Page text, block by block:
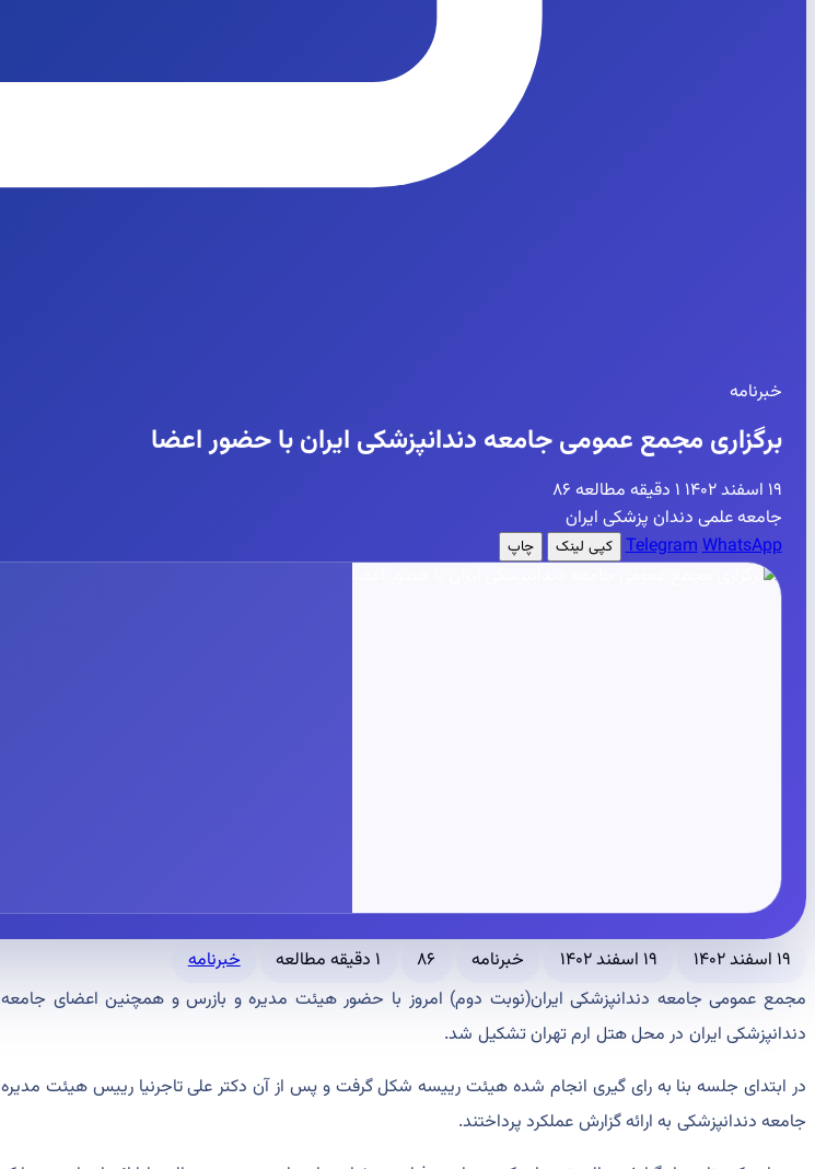
خبرنامه
برگزاری مجمع عمومی جامعه دندانپزشکی ایران با حضور اعضا
۱۹ اسفند ۱۴۰۲ ۱ دقیقه مطالعه
۸۶
جامعه علمی دندان پزشکی ایران
TelegramWhatsApp کپی لینک چاپ
۱۹ اسفند ۱۴۰۲ ۱۹ اسفند ۱۴۰۲ خبرنامه ۸۶ ۱ دقیقه مطالعه
خبرنامه
مجمع عمومی جامعه دندانپزشکی ایران(نوبت دوم) امروز با حضور هیئت مدیره و بازرس و همچنین اعضای جامعه
دندانپزشکی ایران در محل هتل ارم تهران تشکیل شد.
در ابتدای جلسه بنا به رای گیری انجام شده هیئت رییسه شکل گرفت و پس از آن دکتر علی تاجرنیا رییس هیئت مدیره
جامعه دندانپزشکی به ارائه گزارش عملکرد پرداختند.